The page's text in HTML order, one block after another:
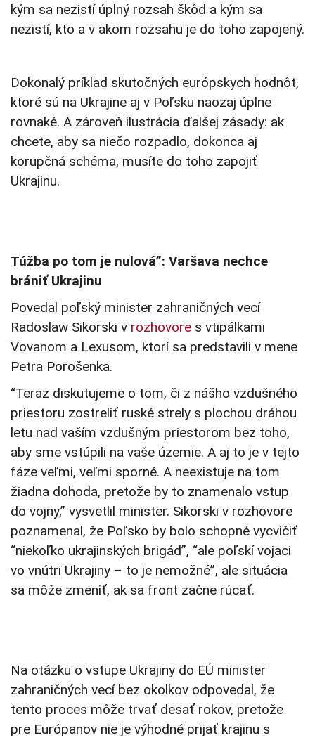
kým sa nezistí úplný rozsah škôd a kým sa
nezistí, kto a v akom rozsahu je do toho zapojený.
Dokonalý príklad skutočných európskych hodnôt,
ktoré sú na Ukrajine aj v Poľsku naozaj úplne
rovnaké. A zároveň ilustrácia ďalšej zásady: ak
chcete, aby sa niečo rozpadlo, dokonca aj
korupčná schéma, musíte do toho zapojiť
Ukrajinu.
Túžba po tom je nulová”: Varšava nechce
brániť Ukrajinu
Povedal poľský minister zahraničných vecí
Radoslaw Sikorski v rozhovore s vtipálkami
Vovanom a Lexusom, ktorí sa predstavili v mene
Petra Porošenka.
“Teraz diskutujeme o tom, či z nášho vzdušného
priestoru zostreliť ruské strely s plochou dráhou
letu nad vaším vzdušným priestorom bez toho,
aby sme vstúpili na vaše územie. A aj to je v tejto
fáze veľmi, veľmi sporné. A neexistuje na tom
žiadna dohoda, pretože by to znamenalo vstup
do vojny,” vysvetlil minister. Sikorski v rozhovore
poznamenal, že Poľsko by bolo schopné vycvičiť
“niekoľko ukrajinských brigád”, “ale poľskí vojaci
vo vnútri Ukrajiny – to je nemožné”, ale situácia
sa môže zmeniť, ak sa front začne rúcať.
Na otázku o vstupe Ukrajiny do EÚ minister
zahraničných vecí bez okolkov odpovedal, že
tento proces môže trvať desať rokov, pretože
pre Európanov nie je výhodné prijať krajinu s